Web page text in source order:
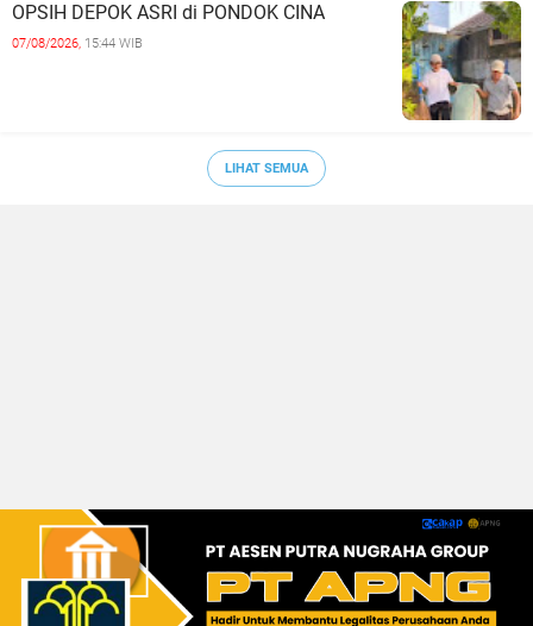
OPSIH DEPOK ASRI di PONDOK CINA
07/08/2026, 15:44 WIB
LIHAT SEMUA